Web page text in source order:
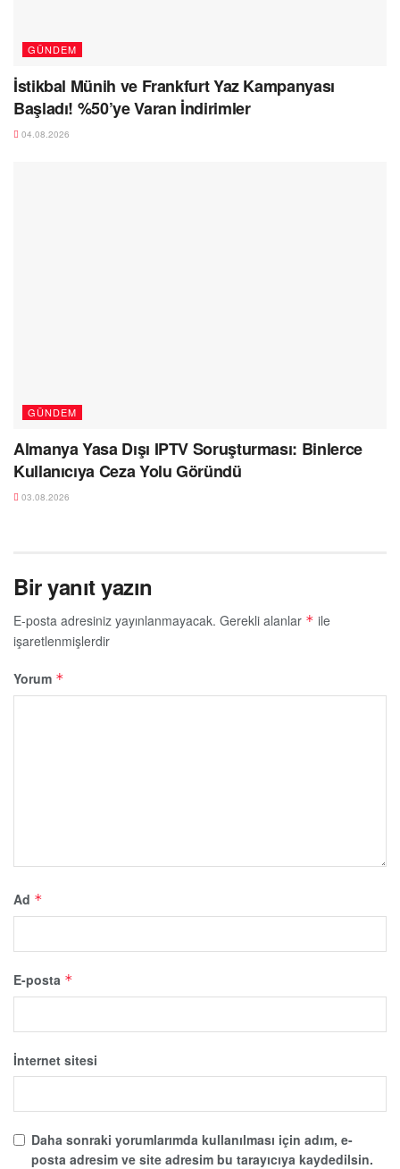
GÜNDEM
İstikbal Münih ve Frankfurt Yaz Kampanyası
Başladı! %50’ye Varan İndirimler
04.08.2026
GÜNDEM
Almanya Yasa Dışı IPTV Soruşturması: Binlerce
Kullanıcıya Ceza Yolu Göründü
03.08.2026
Bir yanıt yazın
E-posta adresiniz yayınlanmayacak. Gerekli alanlar * ile
işaretlenmişlerdir
Yorum *
Ad *
E-posta *
İnternet sitesi
Daha sonraki yorumlarımda kullanılması için adım, e-
posta adresim ve site adresim bu tarayıcıya kaydedilsin.